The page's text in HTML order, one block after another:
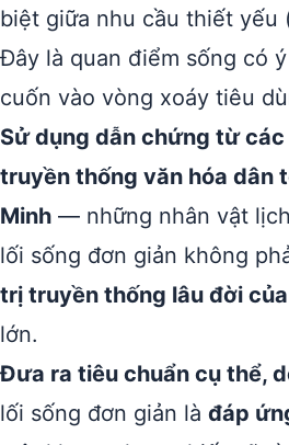
biệt giữa nhu cầu thiết yếu
Đây là quan điểm sống có
cuốn vào vòng xoáy tiêu
Sử dụng dẫn chứng từ
truyền thống văn hóa dân
Minh — những nhân vật
lối sống đơn giản không
trị truyền thống lâu đời
lớn.
Đưa ra tiêu chuẩn cụ thể,
lối sống đơn giản là đáp